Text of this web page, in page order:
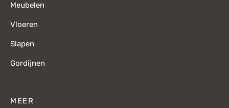
Meubelen
Vloeren
Slapen
Gordijnen
MEER